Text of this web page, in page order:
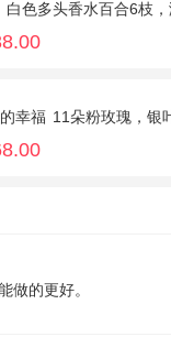
白色多头香水百合6枝，满天
幸福 11朵粉玫瑰，银
做的更好。